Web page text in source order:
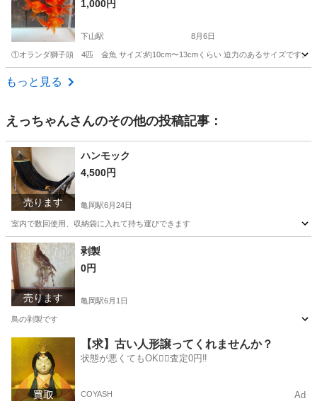
1,000円
下山駅 8月6日
①オランダ獅子頭 4匹 金魚 サイズ:約10cm〜13cmくらい 迫力のあるサイズです。 ※
京都 船井郡
もっと見る
えっちゃんさんのその他の投稿記事：
売ります
ハンモック
4,500円
亀岡駅6月24日
室内で数回使用、収納袋に入れて持ち運びできます
京都 亀岡市 亀岡駅
売ります
剥製
0円
亀岡駅6月1日
鳥の剥製です
亀岡駅 その他
【求】古い人形譲ってくれませんか？
状態が悪くてもOK🙆‍♀️査定0円‼️
COYASH Ad